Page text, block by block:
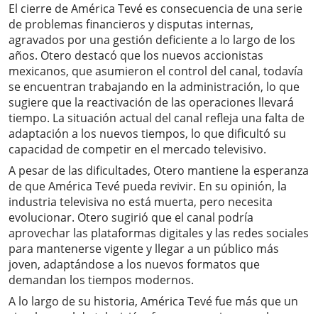
El cierre de América Tevé es consecuencia de una serie
de problemas financieros y disputas internas,
agravados por una gestión deficiente a lo largo de los
años. Otero destacó que los nuevos accionistas
mexicanos, que asumieron el control del canal, todavía
se encuentran trabajando en la administración, lo que
sugiere que la reactivación de las operaciones llevará
tiempo. La situación actual del canal refleja una falta de
adaptación a los nuevos tiempos, lo que dificultó su
capacidad de competir en el mercado televisivo.
A pesar de las dificultades, Otero mantiene la esperanza
de que América Tevé pueda revivir. En su opinión, la
industria televisiva no está muerta, pero necesita
evolucionar. Otero sugirió que el canal podría
aprovechar las plataformas digitales y las redes sociales
para mantenerse vigente y llegar a un público más
joven, adaptándose a los nuevos formatos que
demandan los tiempos modernos.
A lo largo de su historia, América Tevé fue más que un